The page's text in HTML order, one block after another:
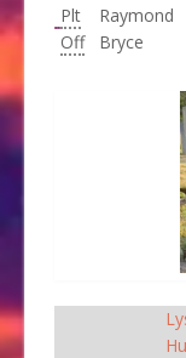
Plt
Off
Raymond
Bryce